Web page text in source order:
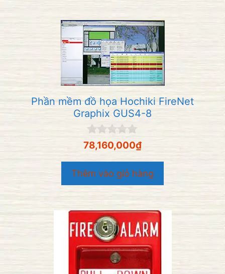
Phần mềm đồ họa Hochiki FireNet
Graphix GUS4-8
0
n
g
o
à
i
78,160,000₫
Thêm vào giỏ hàng